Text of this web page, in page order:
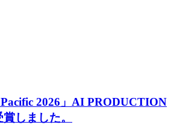
Pacific 2026」AI PRODUCTION
しました。